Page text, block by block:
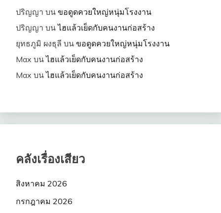
ปริญญา บน ขอดูดควยใหญ่หนุ่มโรงงาน
ปริญญา บนไฮแล้วเย็ดกับคนงานก่อสร้าง
ยุทธภูมิ ผงธุลี บน ขอดูดควยใหญ่หนุ่มโรงงาน
Max บนไฮแล้วเย็ดกับคนงานก่อสร้าง
Max บนไฮแล้วเย็ดกับคนงานก่อสร้าง
คลังเรื่องเสียว
สิงหาคม 2026
กรกฎาคม 2026